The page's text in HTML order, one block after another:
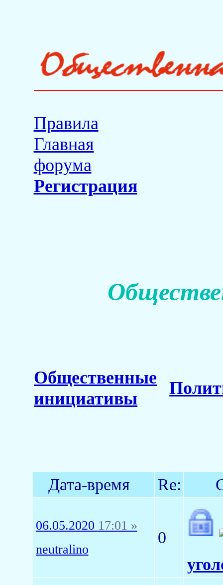
Правила
Главная
форума
Регистрация
Общественные
инициативы
Дата-время Re:
06.05.2020 17:01 »
neutralino
0